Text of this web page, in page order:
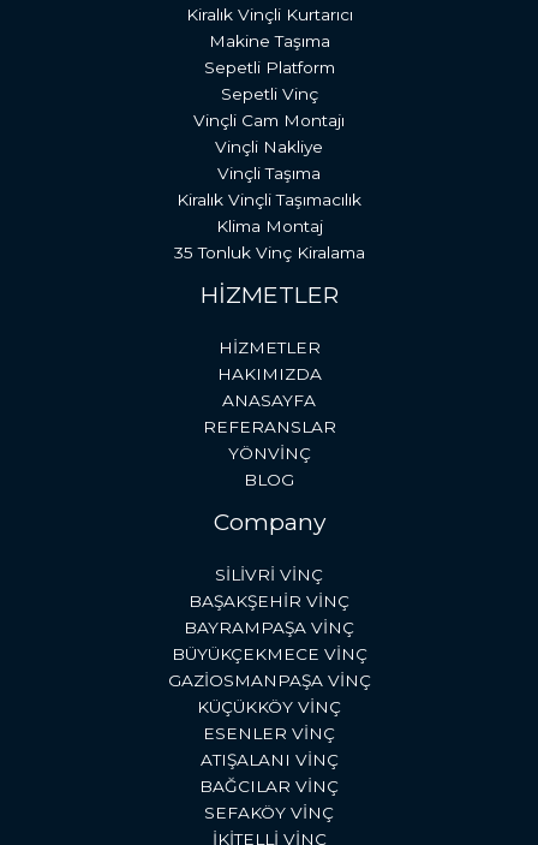
Kiralık Vinçli Kurtarıcı
Makine Taşıma
Sepetli Platform
Sepetli Vinç
Vinçli Cam Montajı
Vinçli Nakliye
Vinçli Taşıma
Kiralık Vinçli Taşımacılık
Klima Montaj
35 Tonluk Vinç Kiralama
HİZMETLER
HİZMETLER
HAKIMIZDA
ANASAYFA
REFERANSLAR
YÖNVİNÇ
BLOG
Company
SİLİVRİ VİNÇ
BAŞAKŞEHİR VİNÇ
BAYRAMPAŞA VİNÇ
BÜYÜKÇEKMECE VİNÇ
GAZİOSMANPAŞA VİNÇ
KÜÇÜKKÖY VİNÇ
ESENLER VİNÇ
ATIŞALANI VİNÇ
BAĞCILAR VİNÇ
SEFAKÖY VİNÇ
İKİTELLİ VİNÇ